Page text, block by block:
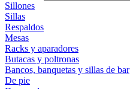
Sillones
Sillas
Respaldos
Mesas
Racks y aparadores
Butacas y poltronas
Bancos, banquetas y sillas de bar
De pie